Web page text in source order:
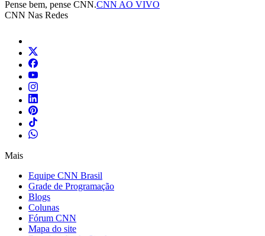
Pense bem, pense CNN.CNN AO VIVO
CNN Nas Redes
Mais
Equipe CNN Brasil
Grade de Programação
Blogs
Colunas
Fórum CNN
Mapa do site